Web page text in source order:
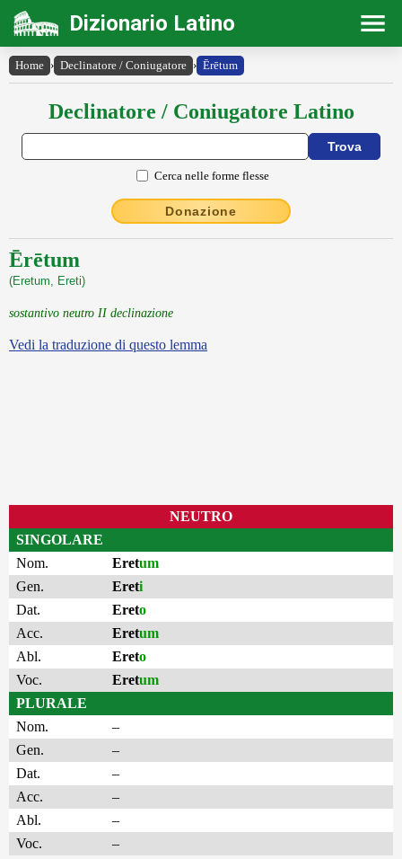
Dizionario Latino
Home › Declinatore / Coniugatore › Ērētum
Declinatore / Coniugatore Latino
Cerca nelle forme flesse
Donazione
Ērētum
(Eretum, Ereti)
sostantivo neutro II declinazione
Vedi la traduzione di questo lemma
NEUTRO
SINGOLARE
Nom.
Eretum
Gen.
Ereti
Dat.
Ereto
Acc.
Eretum
Abl.
Ereto
Voc.
Eretum
PLURALE
Nom.
–
Gen.
–
Dat.
–
Acc.
–
Abl.
–
Voc.
–